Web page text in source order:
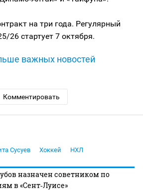
на три года. Регулярный
26 стартует 7 октября.
важных новостей
Комментировать
Сусуев Хоккей НХЛ
назначен советником по
в «Сент‑Луисе»